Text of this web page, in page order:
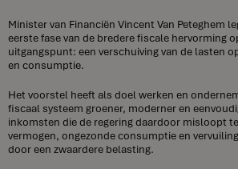
Minister van Financiën Vincent Van Peteghem
eerste fase van de bredere fiscale hervorming
uitgangspunt: een verschuiving van de lasten
en consumptie.
Het voorstel heeft als doel werken en
fiscaal systeem groener, moderner en
inkomsten die de regering daardoor misloopt
vermogen, ongezonde consumptie en
door een zwaardere belasting.